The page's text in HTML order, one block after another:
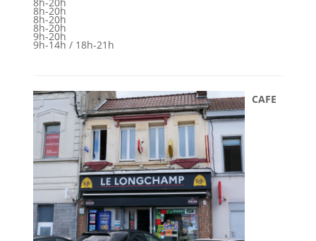
8h-20h
8h-20h
8h-20h
9h-20h
9h-14h / 18h-21h
CAFE